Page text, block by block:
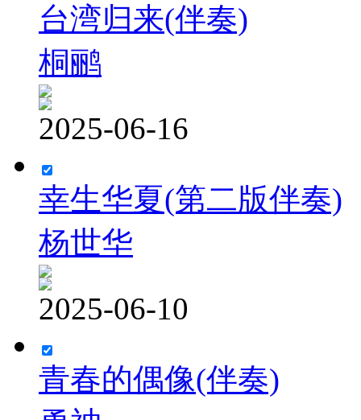
台湾归来(伴奏)
桐鹂
2025-06-16
幸生华夏(第二版伴奏)
杨世华
2025-06-10
青春的偶像(伴奏)